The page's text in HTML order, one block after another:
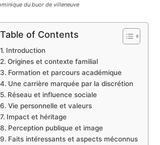
du buor de villeneuve
Table of Contents
Introduction
Origines et contexte familial
Formation et parcours académique
Une carrière marquée par la discrétion
Réseau et influence sociale
Vie personnelle et valeurs
Impact et héritage
Perception publique et image
Faits intéressants et aspects méconnus